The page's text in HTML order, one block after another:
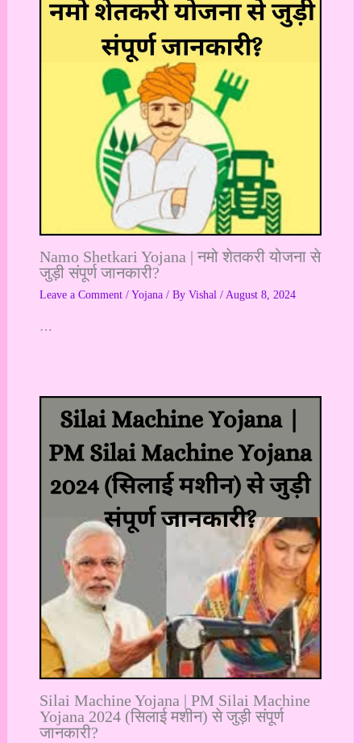
Namo Shetkari Yojana | नमो शेतकरी योजना से
जुड़ी संपूर्ण जानकारी?
Leave a Comment / Yojana/ By Vishal / August 8, 2024
…
Silai Machine Yojana | PM Silai Machine
Yojana 2024 (सिलाई मशीन) से जुड़ी संपूर्ण
जानकारी?